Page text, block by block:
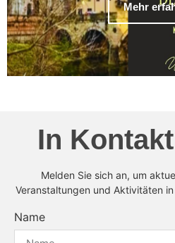
Mehr
In
Melden Sie sich an, um
Veranstaltungen und Aktivitäten
Name